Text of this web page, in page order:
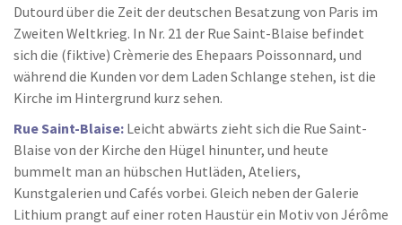
Dutourd über die Zeit der deutschen Besatzung von Paris im
Zweiten Weltkrieg. In Nr. 21 der Rue Saint-Blaise befindet
sich die (fiktive) Crèmerie des Ehepaars Poissonnard, und
während die Kunden vor dem Laden Schlange stehen, ist die
Kirche im Hintergrund kurz sehen.
Rue Saint-Blaise: Leicht abwärts zieht sich die Rue Saint-
Blaise von der Kirche den Hügel hinunter, und heute
bummelt man an hübschen Hutläden, Ateliers,
Kunstgalerien und Cafés vorbei. Gleich neben der Galerie
Lithium prangt auf einer roten Haustür ein Motiv von Jérôme